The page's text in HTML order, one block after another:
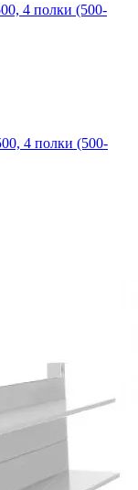
4 полки (500-
4 полки (500-